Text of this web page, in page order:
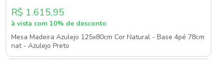
R$ 1.615,95
à vista com 10% de desconto
Mesa Madeira Azulejo 125x80cm Cor Natural - Base 4pé 78cm
nat - Azulejo Preto